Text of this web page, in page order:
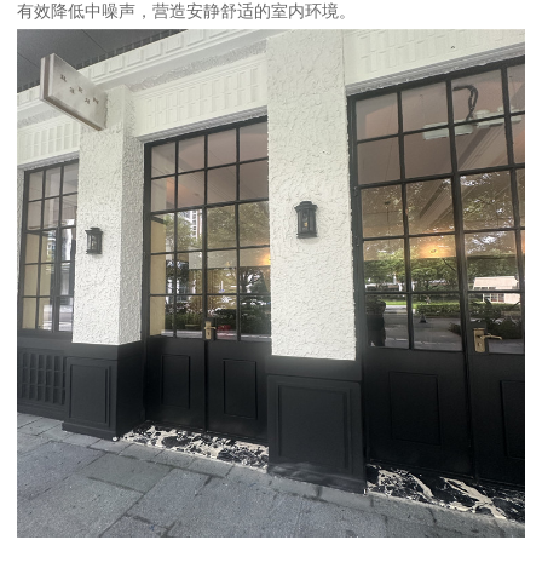
有效降低中噪声，营造安静舒适的室内环境。